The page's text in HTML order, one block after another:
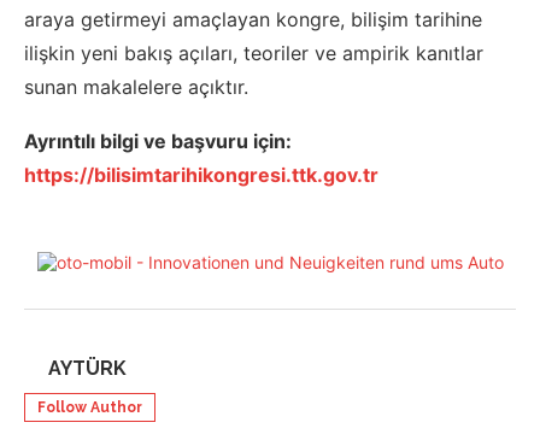
araya getirmeyi amaçlayan kongre, bilişim tarihine
ilişkin yeni bakış açıları, teoriler ve ampirik kanıtlar
sunan makalelere açıktır.
Ayrıntılı bilgi ve başvuru için:
https://bilisimtarihikongresi.ttk.gov.tr
AYTÜRK
Follow Author